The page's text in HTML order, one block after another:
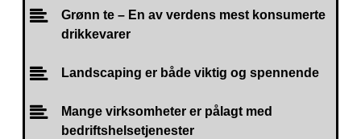
Grønn te – En av verdens mest konsumerte
drikkevarer
Landscaping er både viktig og spennende
Mange virksomheter er pålagt med
bedriftshelsetjenester